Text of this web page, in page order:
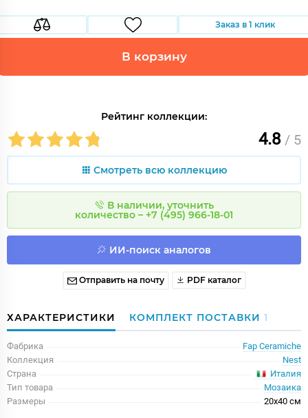
Заказ в 1 клик
В корзину
Рейтинг коллекции:
4.8 / 5
Смотреть всю коллекцию
В наличии, уточнить
количество – +7 (495) 966-18-01
ИИ-поиск аналогов
Отправить на почту PDF каталог
ХАРАКТЕРИСТИКИ КОМПЛЕКТ ПОСТАВКИ 1
Фабрика
Fap Ceramiche
Коллекция
Nest
Страна
Италия
Тип товара
Мозаика
Размеры
20x40 см